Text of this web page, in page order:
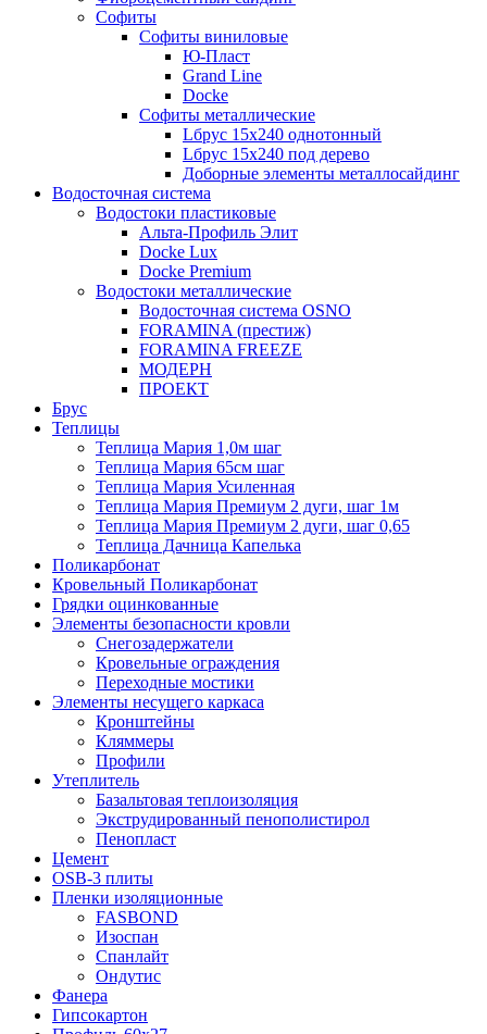
Софиты
Софиты виниловые
Ю-Пласт
Grand Line
Docke
Софиты металлические
Lбрус 15x240 однотонный
Lбрус 15x240 под дерево
Доборные элементы металлосайдинг
Водосточная система
Водостоки пластиковые
Альта-Профиль Элит
Docke Lux
Docke Premium
Водостоки металлические
Водосточная система OSNO
FORAMINA (престиж)
FORAMINA FREEZE
МОДЕРН
ПРОЕКТ
Брус
Теплицы
Теплица Мария 1,0м шаг
Теплица Мария 65см шаг
Теплица Мария Усиленная
Теплица Мария Премиум 2 дуги, шаг 1м
Теплица Мария Премиум 2 дуги, шаг 0,65
Теплица Дачница Капелька
Поликарбонат
Кровельный Поликарбонат
Грядки оцинкованные
Элементы безопасности кровли
Снегозадержатели
Кровельные ограждения
Переходные мостики
Элементы несущего каркаса
Кронштейны
Кляммеры
Профили
Утеплитель
Базальтовая теплоизоляция
Экструдированный пенополистирол
Пенопласт
Цемент
OSB-3 плиты
Пленки изоляционные
FASBOND
Изоспан
Спанлайт
Ондутис
Фанера
Гипсокартон